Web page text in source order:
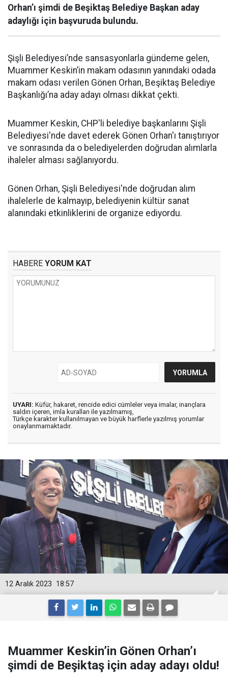
Orhan’ı şimdi de Beşiktaş Belediye Başkan aday
adaylığı için başvuruda bulundu.
Şişli Belediyesi’nde sansasyonlarla gündeme gelen,
Muammer Keskin’in makam odasının yanındaki odada
makam odası verilen Gönen Orhan, Beşiktaş Belediye
Başkanlığı’na aday adayı olması dikkat çekti.
Muammer Keskin, CHP'li belediye başkanlarını Şişli
Belediyesi'nde davet ederek Gönen Orhan'ı tanıştırıyor
ve sonrasında da o belediyelerden doğrudan alımlarla
ihaleler alması sağlanıyordu.
Gönen Orhan, Şişli Belediyesi'nde doğrudan alım
ihalelerle de kalmayıp, belediyenin kültür sanat
alanındaki etkinliklerini de organize ediyordu.
HABERE YORUM KAT
UYARI: Küfür, hakaret, rencide edici cümleler veya imalar, inançlara
saldırı içeren, imla kuralları ile yazılmamış,
Türkçe karakter kullanılmayan ve büyük harflerle yazılmış yorumlar
onaylanmamaktadır.
18:57
12 Aralık 2023
Muammer Keskin’in Gönen Orhan’ı
şimdi de Beşiktaş için aday adayı oldu!